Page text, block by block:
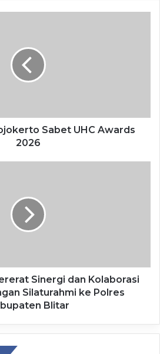
keimanan dan ketaqwaan akan
yang juga Kepala Dinsos
bagi setiap individu dan dengan
produktivitas.
Anak, baik dari karyawan
lebih disiplin dan aktif
kerja Dharma Wanita serta
tanggung jawab di Kantor Dinas
dan Perlindungan Anak
DWP UP Dinsos PPPA kota
Sabet UHC Awards
2026
Sinergi dan Kolaborasi
Silaturahmi ke Polres
Blitar